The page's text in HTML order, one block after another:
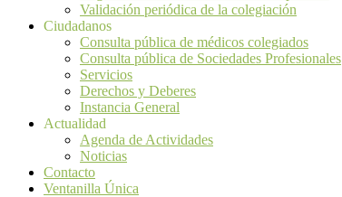
Validación periódica de la colegiación
Ciudadanos
Consulta pública de médicos colegiados
Consulta pública de Sociedades Profesionales
Servicios
Derechos y Deberes
Instancia General
Actualidad
Agenda de Actividades
Noticias
Contacto
Ventanilla Única